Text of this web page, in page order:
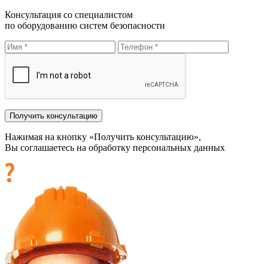
Консультация со специалистом
по оборудованию систем безопасности
Нажимая на кнопку «Получить консультацию»,
Вы соглашаетесь на обработку персональных данных